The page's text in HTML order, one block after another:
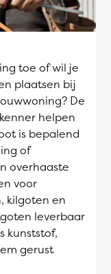
toe of wil je
plaatsen bij
De
helpen
is bepalend
of
overhaaste
voor
kilgoten en
leverbaar
kunststof,
gerust